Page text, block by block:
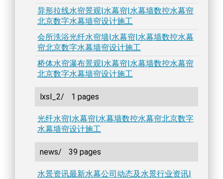
异形拉线水帘景观|水幕帘|水幕墙数控水幕帘
北京数字水幕墙帘设计施工
会所洗浴光纤水帘墙|水幕帘|水幕墙数控水幕
帘北京数字水幕墙帘设计施工
桥体水帘瀑布景观|水幕帘|水幕墙数控水幕帘
北京数字水幕墙帘设计施工
lxsl_2/ 1 pages
光纤水帘|水幕帘|水幕墙数控水幕帘北京数字
水幕墙帘设计施工
news/ 39 pages
水景资讯最新水幕公司动态及水景行业资讯|